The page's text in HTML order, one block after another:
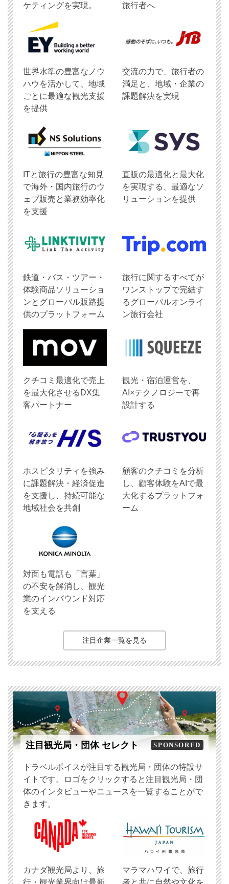
ケティングを実現。
旅行者へ
世界水準の豊富なノウ
ハウを活かして、地域
ごとに最適な観光支援
を提供
交流の力で、旅行者の
満足と、地域・企業の
課題解決を実現
ITと旅行の豊富な知見
で海外・国内旅行のウ
ェブ販売と業務効率化
を支援
直販の最適化と最大化
を実現する、最適なソ
リューションを提供
鉄道・バス・ツアー・
体験商品ソリューショ
ンとグローバル販路提
供のプラットフォーム
旅行に関するすべてが
ワンストップで完結す
るグローバルオンライ
ン旅行会社
クチコミ最適化で売上
を最大化させるDX集
客パートナー
観光・宿泊運営を、
AI×テクノロジーで再
設計する
ホスピタリティを強み
に課題解決・経済促進
を支援し、持続可能な
地域社会を共創
顧客のクチコミを分析
し、顧客体験をAIで最
大化するプラットフォ
ーム
対面も電話も「言葉」
の不安を解消し、観光
業のインバウンド対応
を支える
注目企業一覧を見る
注目観光局・団体 セレクト SPONSORED
トラベルボイスが注目する観光局・団体の特設サ
イトです。ロゴをクリックすると注目観光局・団
体のインタビューやニュースを一覧することがで
きます。
​カナダ観光局より、旅
行・観光業界向け最新
マラマハワイで、旅行
者と共に自然や文化を